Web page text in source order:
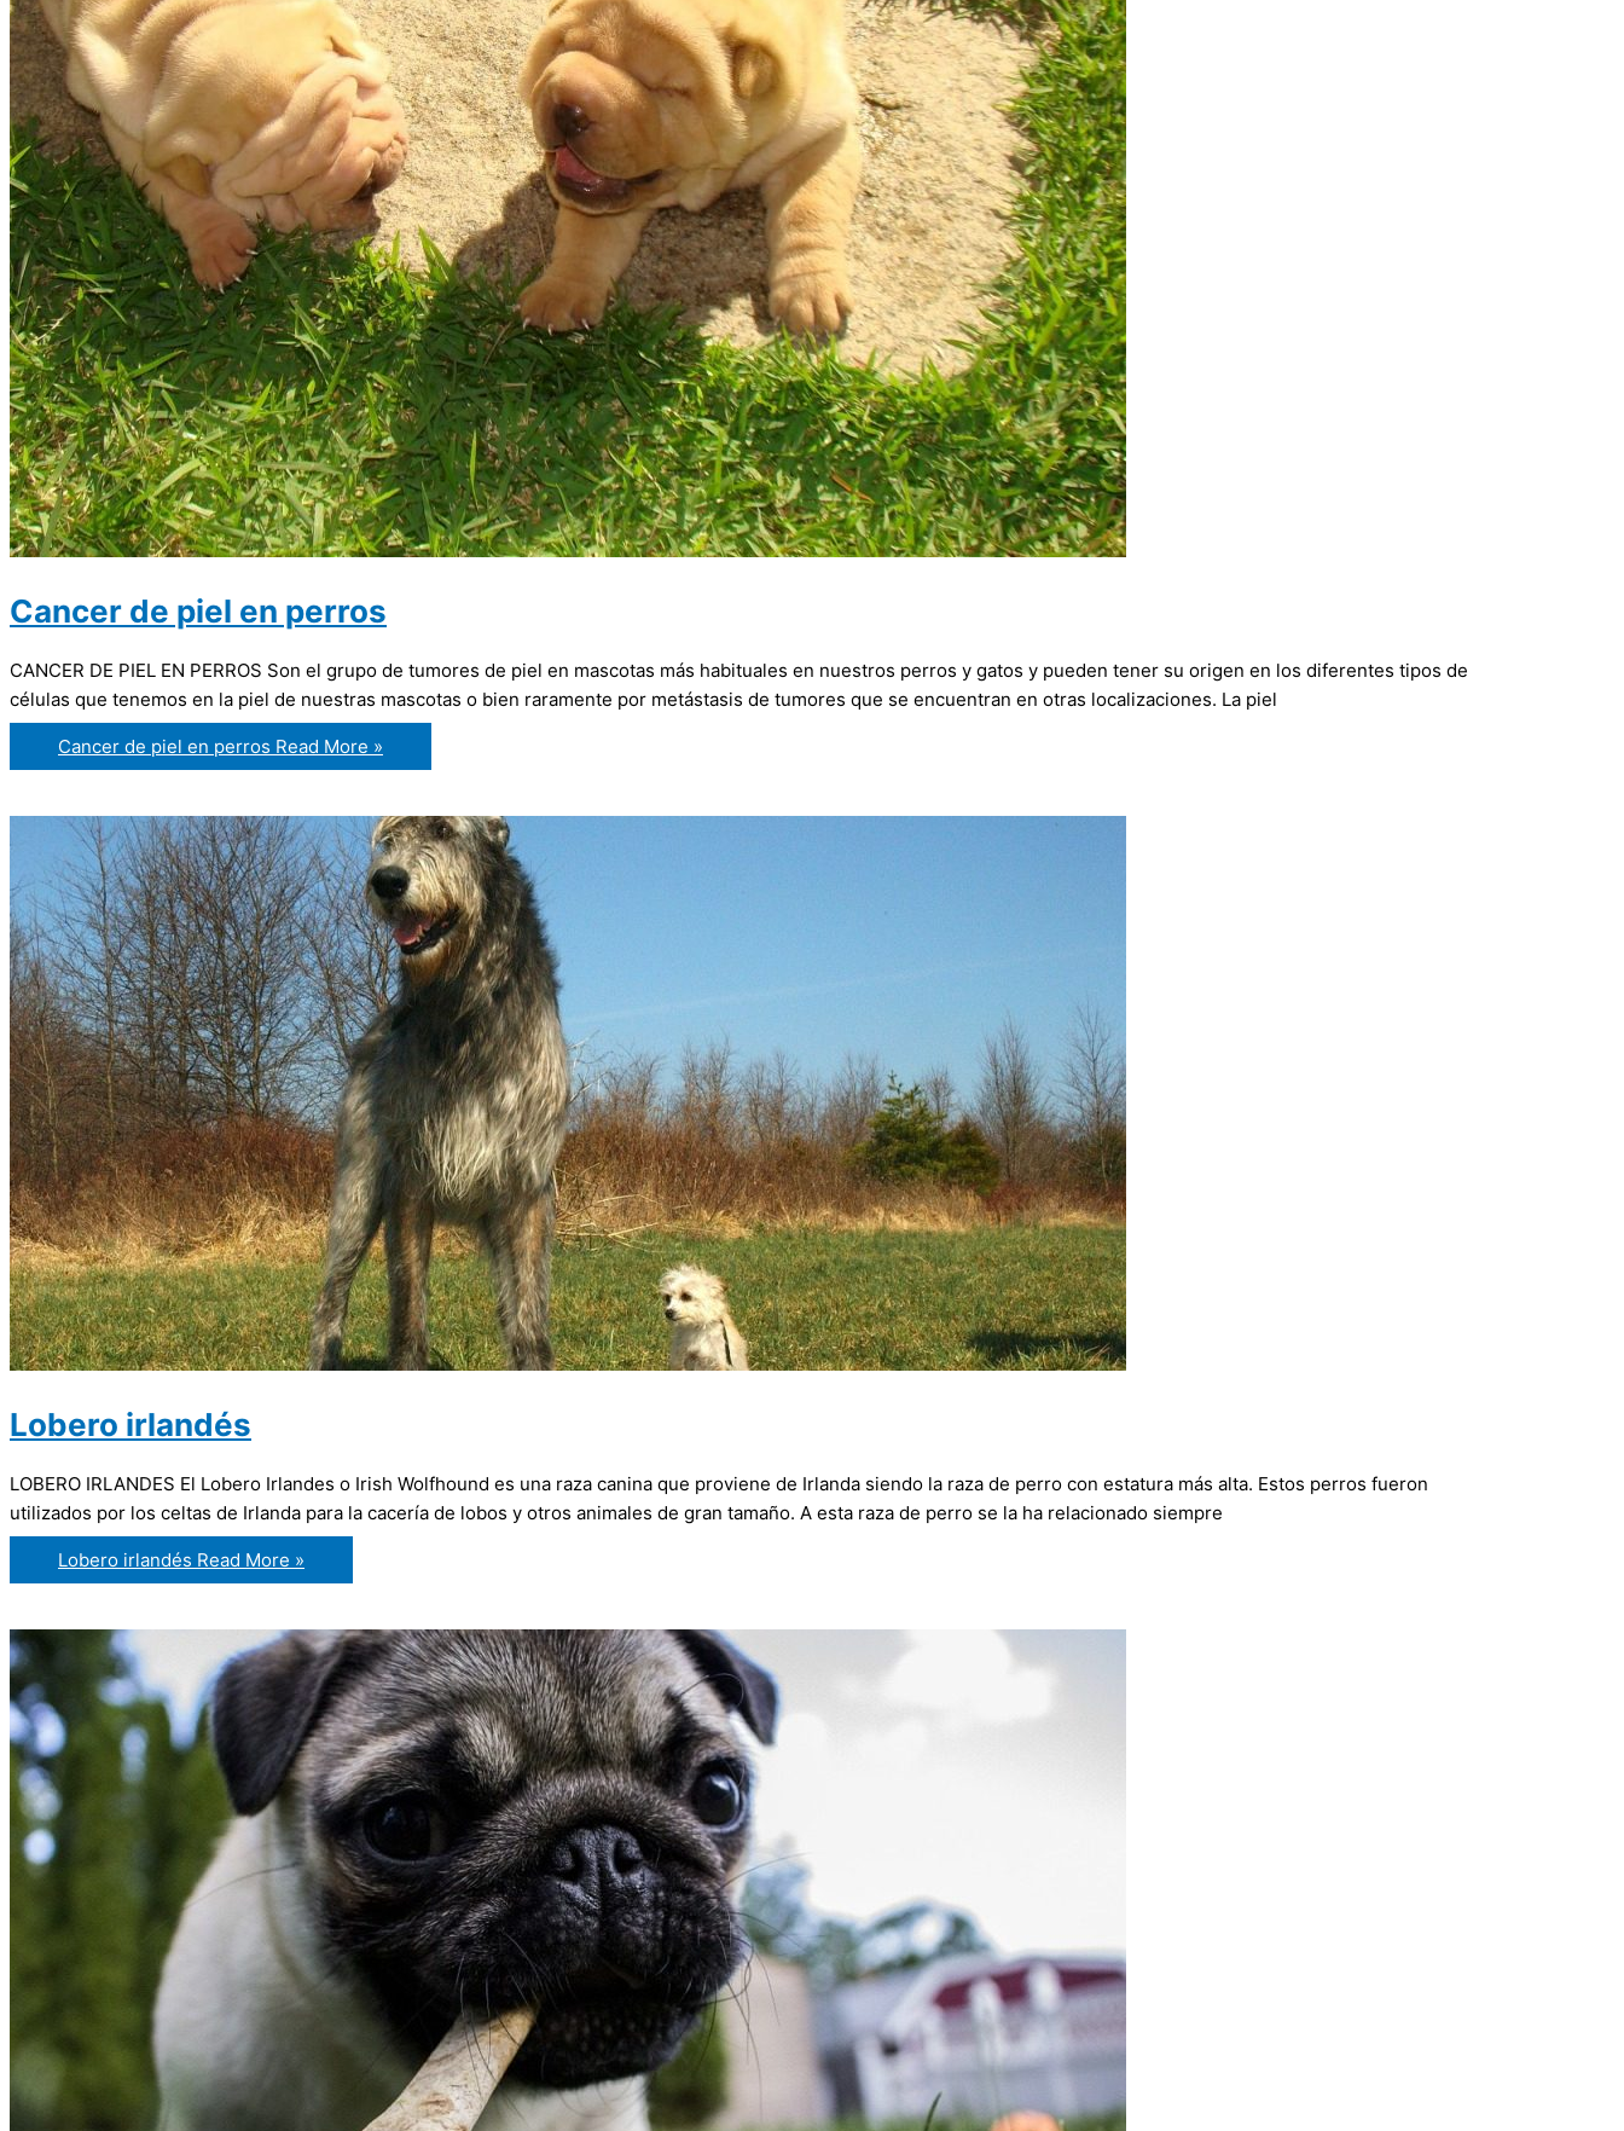
Cancer de piel en perros
CANCER DE PIEL EN PERROS Son el grupo de tumores de piel en mascotas más habituales en nuestros perros y gatos y pueden tener su origen en los diferentes tipos de
células que tenemos en la piel de nuestras mascotas o bien raramente por metástasis de tumores que se encuentran en otras localizaciones. La piel
Cancer de piel en perros Read More »
Lobero irlandés
LOBERO IRLANDES El Lobero Irlandes o Irish Wolfhound es una raza canina que proviene de Irlanda siendo la raza de perro con estatura más alta. Estos perros fueron
utilizados por los celtas de Irlanda para la cacería de lobos y otros animales de gran tamaño. A esta raza de perro se la ha relacionado siempre
Lobero irlandés Read More »